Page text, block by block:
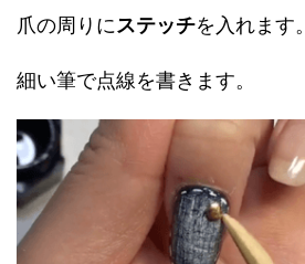
爪の周りにステッチを入れます。
細い筆で点線を書きます。